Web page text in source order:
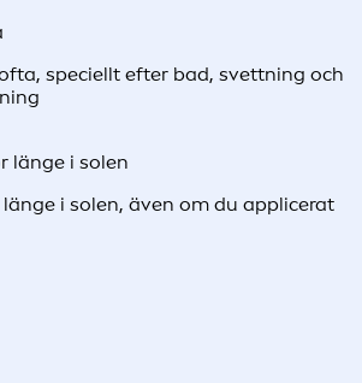
speciellt efter bad, svettning och
länge i solen
i solen, även om du applicerat